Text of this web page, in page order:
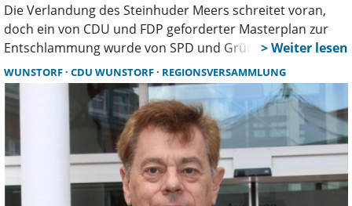
Die Verlandung des Steinhuder Meers schreitet voran,
doch ein von CDU und FDP geforderter Masterplan zur
Entschlammung wurde von SPD und Grünen in der
Regionsversammlung abgelehnt. Kritiker warnen vor
ökologischen Schäden und negativen Folgen für
Tourismus und Wirtschaft.
WUNSTORF CDU WUNSTORF REGIONSVERSAMMLUNG